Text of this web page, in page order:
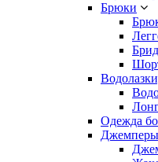
Брюки
Одежда